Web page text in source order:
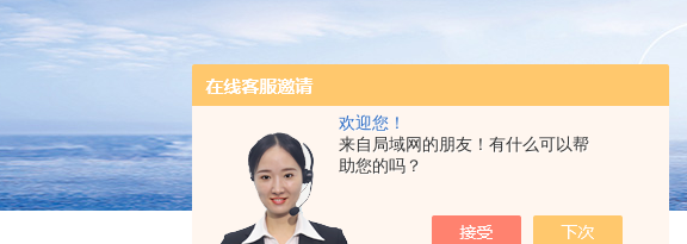
欢迎您！
来自局域网的朋友！有什么可以帮
助您的吗？